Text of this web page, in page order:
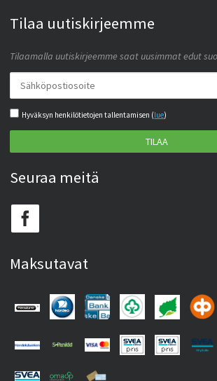
Tilaa uutiskirjeemme
Tilaamalla uutiskirjeemme saat uusimmat edut
Hyväksyn henkilötietojen tallentamisen (lue)
TILAA
Seuraa meitä
Maksutavat